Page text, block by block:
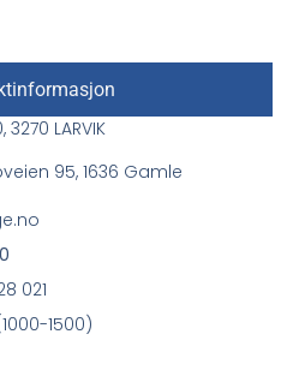
3270 LARVIK
95, 1636 Gamle
021
1500)